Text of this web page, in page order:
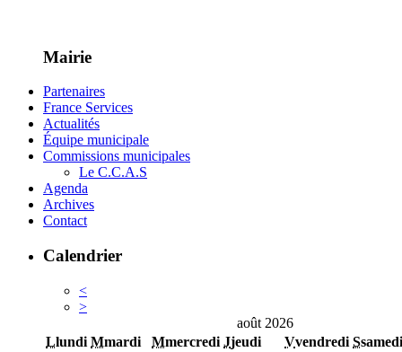
Mairie
Partenaires
France Services
Actualités
Équipe municipale
Commissions municipales
Le C.C.A.S
Agenda
Archives
Contact
Calendrier
<
>
août 2026
Llundi Mmardi Mmercredi Jjeudi Vvendredi Ssamedi